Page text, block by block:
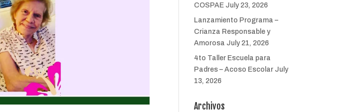
COSPAE July 23, 2026
Lanzamiento Programa –
Crianza Responsable y
Amorosa July 21, 2026
4to Taller Escuela para
Padres – Acoso Escolar July
13, 2026
Archivos